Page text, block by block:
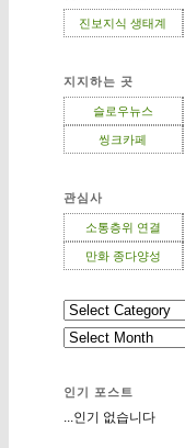
진보지식 생태계
지지하는 곳
슬로우뉴스
씽크카페
관심사
소통층위 연결
만화 종다양성
인기 포스트
...인기 없습니다